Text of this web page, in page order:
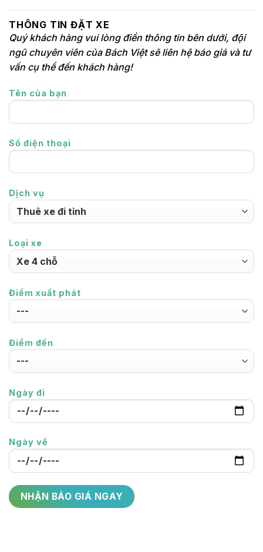
THÔNG TIN ĐẶT XE
Quý khách hàng vui lòng điền thông tin bên dưới, đội
ngũ chuyên viên của Bách Việt sẽ liên hệ báo giá và tư
vấn cụ thể đến khách hàng!
Tên của bạn
Số điện thoại
Dịch vụ
Loại xe
Điểm xuất phát
Điểm đến
Ngày đi
Ngày về